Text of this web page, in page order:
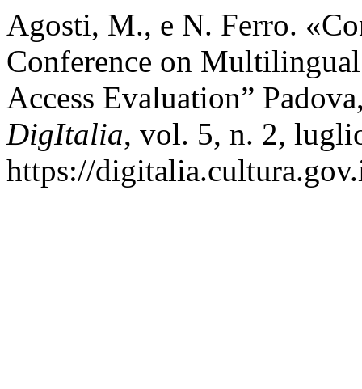
Agosti, M., e N. Ferro.
Conference on
Access Evaluation”
DigItalia, vol. 5, n. 2,
https://